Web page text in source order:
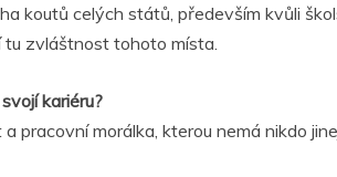
koutů celých států, především kvůli
zvláštnost tohoto místa.
kariéru?
pracovní morálka, kterou nemá nikdo